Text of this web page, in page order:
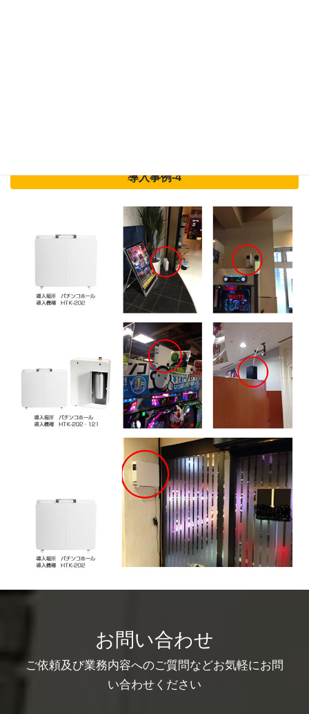
導入事例-4
お問い合わせ
ご依頼及び業務内容へのご質問などお気軽にお問
い合わせください